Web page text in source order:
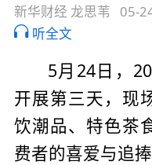
新华财经 龙思苇 05-
听全文
5月24日，
开展第三天，现
饮潮品、特色茶
费者的喜爱与追捧